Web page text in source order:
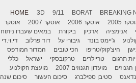
HOME 3D 9/11 BORAT BREAKING
2005 אוסקר 2006 אוסקר 2007
אוסקר
אנימציה ארכיון ביקורת
במאים שעברו ניתוח
ג'יימס בונד גיבורי על דוד פרלוב
די.וי.די
היצ'קוק/טריפו הכי טובים
המדור המודפס
תרגום טריילרים טרקובסקי ישראל
כללי
הגנוזים מועדון הגנוזים 2007
מועצת הקולנוע
סטיבן ספילברג סיכום העשור
סיכום שנה